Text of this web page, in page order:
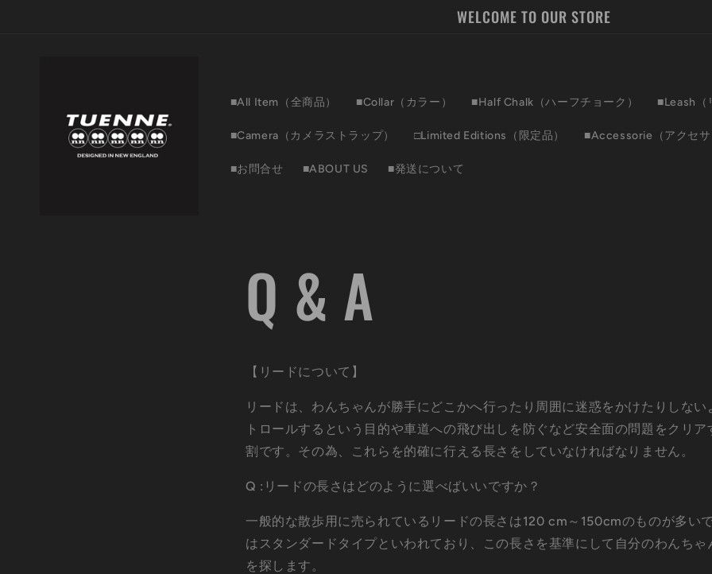
WELCOME TO OUR STORE
■All Item（全商品） ■Collar（カラー） ■Half Chalk（ハーフチョーク） ■Leash（
■Camera（カメラストラップ） □Limited Editions（限定品） ■Accessorie（アクセ
■お問合せ ■ABOUT US ■発送について
Q & A
【リードについて】
リードは、わんちゃんが勝手にどこかへ行ったり周囲に迷惑をかけたりしな
トロールするという目的や車道への飛び出しを防ぐなど安全面の問題をクリ
割です。その為、これらを的確に行える長さをしていなければなりません。
Q :リードの長さはどのように選べばいいですか？
一般的な散歩用に売られているリードの長さは120 cm～150cmのものが多い
はスタンダードタイプといわれており、この長さを基準にして自分のわんち
を探します。